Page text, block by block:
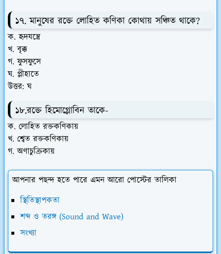
১৭. মানুষের রক্তে লোহিত কণিকা কোথায় সঞ্চিত থাকে?
ক. হৃদযন্ত্রে
খ. বৃক্ক
গ. ফুসফুসে
ঘ. প্লীহাতে
উত্তর: ঘ
১৮.রক্তে হিমোগ্লোবিন তাকে-
ক. লোহিত রক্তকণিকায়
খ. শ্বেত রক্তকণিকায়
গ. অণাচুক্রিকায়
আপনার পছন্দ হতে পারে এমন আরো পোস্টের তালিকা
স্থিতিস্থাপকতা
শব্দ ও তরঙ্গ (Sound and Wave)
সংখ্যা